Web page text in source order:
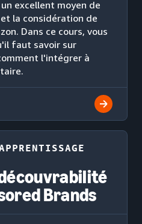
excellent moyen de
la considération de
Dans ce cours, vous
faut savoir sur
l'intégrer à
Brands